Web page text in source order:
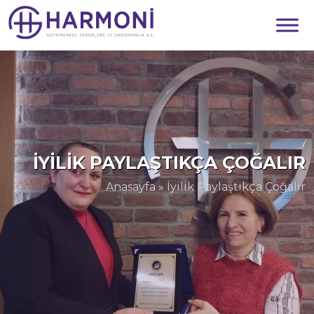
İYILIK PAYLAŞTIKÇA ÇOĞALIR
Anasayfa » İyilik Paylaştıkça Çoğalır